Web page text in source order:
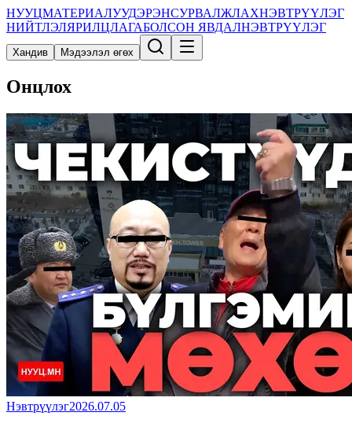
НУУЦМАТЕРИАЛУУДЭРЭНСУРВАЛЖЛАХНЭВТРҮҮЛЭГ
НИЙТЛЭЛЯРИЛЦЛАГАБОЛСОН ЯВДАЛНЭВТРҮҮЛЭГ
Хандив Мэдээлэл өгөх
Онцлох
Нэвтрүүлэг2026.07.05